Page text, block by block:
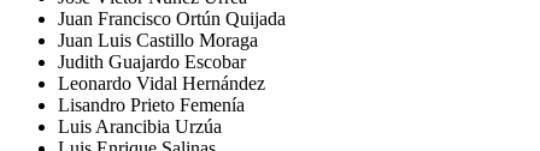
Juan Francisco Ortún Quijada
Juan Luis Castillo Moraga
Judith Guajardo Escobar
Leonardo Vidal Hernández
Lisandro Prieto Femenía
Luis Arancibia Urzúa